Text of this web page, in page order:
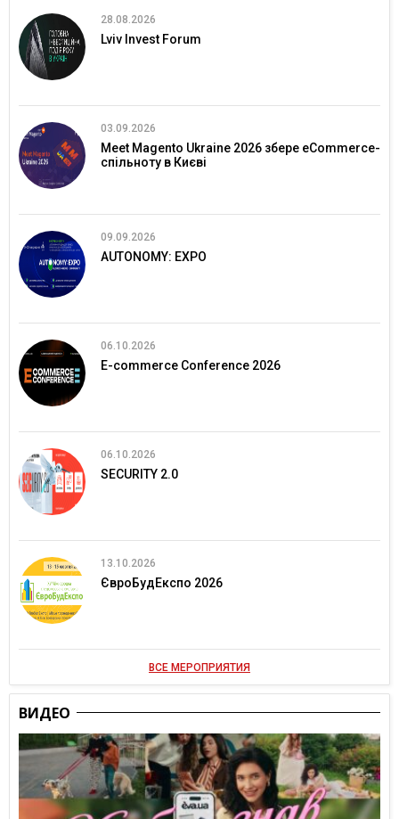
28.08.2026
Lviv Invest Forum
03.09.2026
Meet Magento Ukraine 2026 збере eCommerce-
спільноту в Києві
09.09.2026
AUTONOMY: EXPO
06.10.2026
E-commerce Conference 2026
06.10.2026
SECURITY 2.0
13.10.2026
ЄвроБудЕкспо 2026
ВСЕ МЕРОПРИЯТИЯ
ВИДЕО